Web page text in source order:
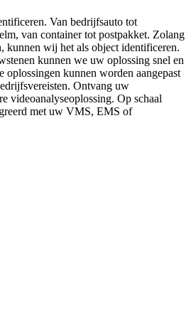
Van bedrijfsauto tot
van container tot postpakket. Zolang
kunnen wij het als object identificeren.
kunnen we uw oplossing snel en
oplossingen kunnen worden aangepast
Ontvang uw
videoanalyseoplossing. Op schaal
met uw VMS, EMS of